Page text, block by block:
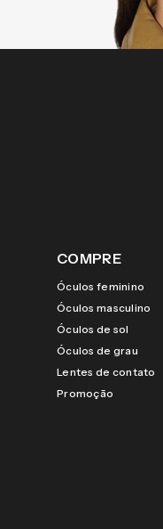
COMPRE
Óculos feminino
Óculos masculino
Óculos de sol
Óculos de grau
Lentes de contato
Promoção